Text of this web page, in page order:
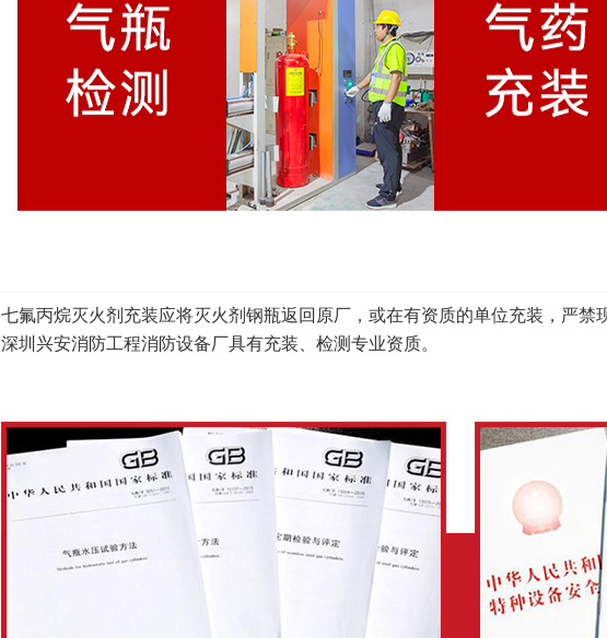
七氟丙烷灭火剂充装应将灭火剂钢瓶返回原厂，或在有资质的单位充装，严禁
深圳兴安消防工程消防设备厂具有充装、检测专业资质。